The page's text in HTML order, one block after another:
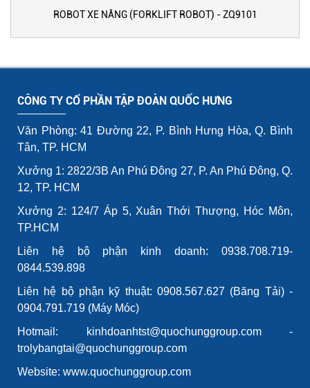
ROBOT XE NÂNG (FORKLIFT ROBOT) - ZQ9101
CÔNG TY CỔ PHẦN TẬP ĐOÀN QUỐC HƯNG
Văn Phòng: 41 Đường 22, P. Bình Hưng Hòa, Q. Bình
Tân, TP. HCM
Xưởng 1: 2822/3B An Phú Đông 27, P. An Phú Đông, Q.
12, TP. HCM
Xưởng 2: 124/7 Áp 5, Xuân Thới Thượng, Hóc Môn,
TP.HCM
Liên hệ bộ phận kinh doanh: 0938.708.719-
0844.539.898
Liên hệ bộ phận kỹ thuật: 0908.567.627 (Băng Tải) -
0904.791.719 (Máy Móc)
Hotmail: kinhdoanhtst@quochunggroup.com -
trolybangtai@quochunggroup.com
Website: www.quochunggroup.com